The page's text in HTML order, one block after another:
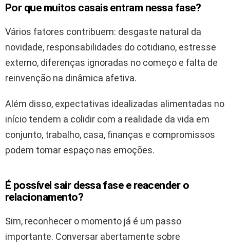
Por que muitos casais entram nessa fase?
Vários fatores contribuem: desgaste natural da
novidade, responsabilidades do cotidiano, estresse
externo, diferenças ignoradas no começo e falta de
reinvenção na dinâmica afetiva.
Além disso, expectativas idealizadas alimentadas no
início tendem a colidir com a realidade da vida em
conjunto, trabalho, casa, finanças e compromissos
podem tomar espaço nas emoções.
É possível sair dessa fase e reacender o
relacionamento?
Sim, reconhecer o momento já é um passo
importante. Conversar abertamente sobre